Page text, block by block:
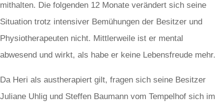
mithalten. Die folgenden 12 Monate verändert sich seine
Situation trotz intensiver Bemühungen der Besitzer und
Physiotherapeuten nicht. Mittlerweile ist er mental
abwesend und wirkt, als habe er keine Lebensfreude mehr.
Da Heri als austherapiert gilt, fragen sich seine Besitzer
Juliane Uhlig und Steffen Baumann vom Tempelhof sich im